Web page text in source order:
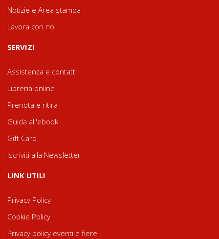
Notizie e Area stampa
Lavora con noi
SERVIZI
Assistenza e contatti
Libreria online
Prenota e ritira
Guida all'ebook
Gift Card
Iscriviti alla Newsletter
LINK UTILI
Privacy Policy
Cookie Policy
Privacy policy eventi e fiere